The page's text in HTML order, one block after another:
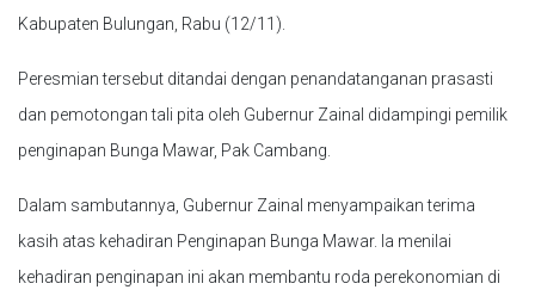
Kabupaten Bulungan, Rabu (12/11).
Peresmian tersebut ditandai dengan penandatanganan prasasti
dan pemotongan tali pita oleh Gubernur Zainal didampingi pemilik
penginapan Bunga Mawar, Pak Cambang.
Dalam sambutannya, Gubernur Zainal menyampaikan terima
kasih atas kehadiran Penginapan Bunga Mawar. Ia menilai
kehadiran penginapan ini akan membantu roda perekonomian di